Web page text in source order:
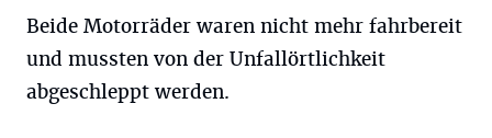
Beide Motorräder waren nicht mehr fahrbereit
und mussten von der Unfallörtlichkeit
abgeschleppt werden.